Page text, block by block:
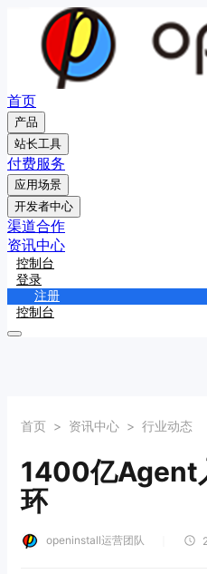
首页
产品
站长工具
付费服务
应用场景
开发者中心
渠道合作
资讯中心
控制台
登录
注册
控制台
首页 > 资讯中心 > 行业动态
1400亿Agent
环
openinstall运营团队